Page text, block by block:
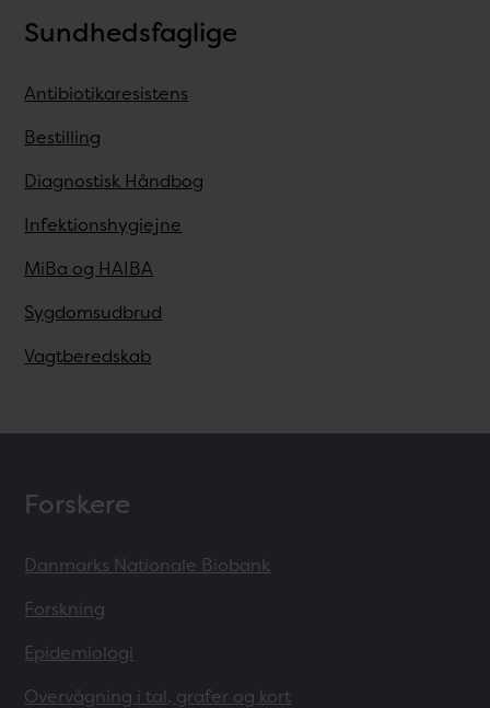
Sundhedsfaglige
Antibiotikaresistens
Bestilling
Diagnostisk Håndbog
Infektionshygiejne
MiBa og HAIBA
Sygdomsudbrud
Vagtberedskab
Forskere
Danmarks Nationale Biobank
Forskning
Epidemiologi
Overvågning i tal, grafer og kort